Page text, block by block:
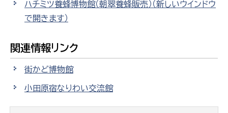
ハチミツ養蜂博物館（朝翠養蜂販売） （新しいウインドウ
で開きます）
関連情報リンク
街かど博物館
小田原宿なりわい交流館